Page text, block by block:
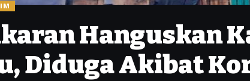
Hanguskan
Diduga Akibat